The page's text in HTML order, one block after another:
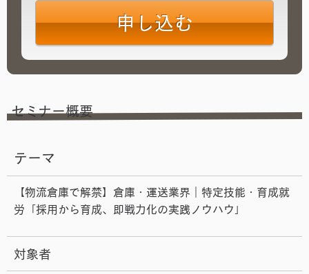
申し込む
セミナー概要
テーマ
【物流倉庫で解禁】倉庫・運送業界｜特定技能・育成就
労「採用から育成、即戦力化の実践ノウハウ」
対象者